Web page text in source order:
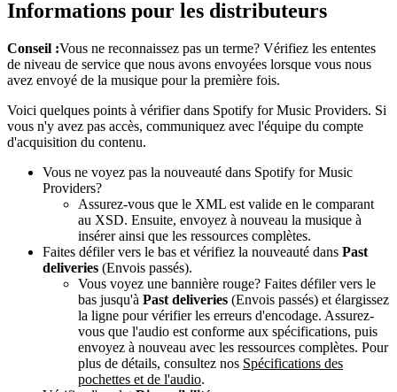
Informations pour les distributeurs
Conseil :Vous ne reconnaissez pas un terme? Vérifiez les ententes
de niveau de service que nous avons envoyées lorsque vous nous
avez envoyé de la musique pour la première fois.
Voici quelques points à vérifier dans Spotify for Music Providers. Si
vous n'y avez pas accès, communiquez avec l'équipe du compte
d'acquisition du contenu.
Vous ne voyez pas la nouveauté dans Spotify for Music
Providers?
Assurez-vous que le XML est valide en le comparant
au XSD. Ensuite, envoyez à nouveau la musique à
insérer ainsi que les ressources complètes.
Faites défiler vers le bas et vérifiez la nouveauté dans Past
deliveries (Envois passés).
Vous voyez une bannière rouge? Faites défiler vers le
bas jusqu'à Past deliveries (Envois passés) et élargissez
la ligne pour vérifier les erreurs d'encodage. Assurez-
vous que l'audio est conforme aux spécifications, puis
envoyez à nouveau avec les ressources complètes. Pour
plus de détails, consultez nos Spécifications des
pochettes et de l'audio.